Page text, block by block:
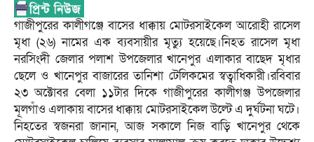
গাজীপুরের কালীগঞ্জে বাসের ধাক্কায় মোটরসাইকেল আরোহী রাসেল
মৃধা (২৬) নামের এক ব্যবসায়ীর মৃত্যু হয়েছে।নিহত রাসেল মৃধা
নরসিংদী জেলার পলাশ উপজেলার খানেপুর এলাকার বাছেদ মৃধার
ছেলে ও খানেপুর বাজারের তানিশা টেলিকমের স্বত্বাধিকারী।রবিবার
২৩ অক্টোবর বেলা ১১টার দিকে গাজীপুরের কালীগঞ্জ উপজেলার
মূলগাঁও এলাকায় বাসের ধাক্কায় মোটরসাইকেল উল্টে এ দুর্ঘটনা ঘটে।
নিহতের স্বজনরা জানান, আজ সকালে নিজ বাড়ি খানেপুর থেকে